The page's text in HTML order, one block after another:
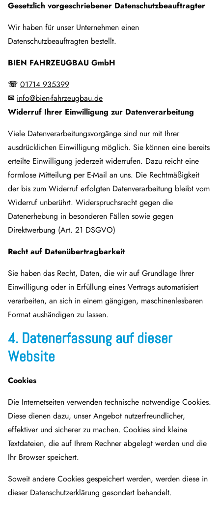
Gesetzlich vorgeschriebener Datenschutzbeauftragter
Wir haben für unser Unternehmen einen
Datenschutzbeauftragten bestellt.
BIEN FAHRZEUGBAU GmbH
☏ 01714 935399
✉ info@bien-fahrzeugbau.de
Widerruf Ihrer Einwilligung zur Datenverarbeitung
Viele Datenverarbeitungsvorgänge sind nur mit Ihrer
ausdrücklichen Einwilligung möglich. Sie können eine bereits
erteilte Einwilligung jederzeit widerrufen. Dazu reicht eine
formlose Mitteilung per E-Mail an uns. Die Rechtmäßigkeit
der bis zum Widerruf erfolgten Datenverarbeitung bleibt vom
Widerruf unberührt. Widerspruchsrecht gegen die
Datenerhebung in besonderen Fällen sowie gegen
Direktwerbung (Art. 21 DSGVO)
Recht auf Datenübertragbarkeit
Sie haben das Recht, Daten, die wir auf Grundlage Ihrer
Einwilligung oder in Erfüllung eines Vertrags automatisiert
verarbeiten, an sich in einem gängigen, maschinenlesbaren
Format aushändigen zu lassen.
4. Datenerfassung auf dieser
Website
Cookies
Die Internetseiten verwenden technische notwendige Cookies.
Diese dienen dazu, unser Angebot nutzerfreundlicher,
effektiver und sicherer zu machen. Cookies sind kleine
Textdateien, die auf Ihrem Rechner abgelegt werden und die
Ihr Browser speichert.
Soweit andere Cookies gespeichert werden, werden diese in
dieser Datenschutzerklärung gesondert behandelt.